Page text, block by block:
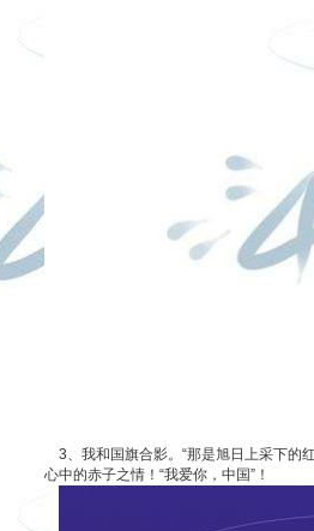
3、 我和国旗合影。 “那是旭日上采下的
心中的赤子之情！“我爱你，中国”！